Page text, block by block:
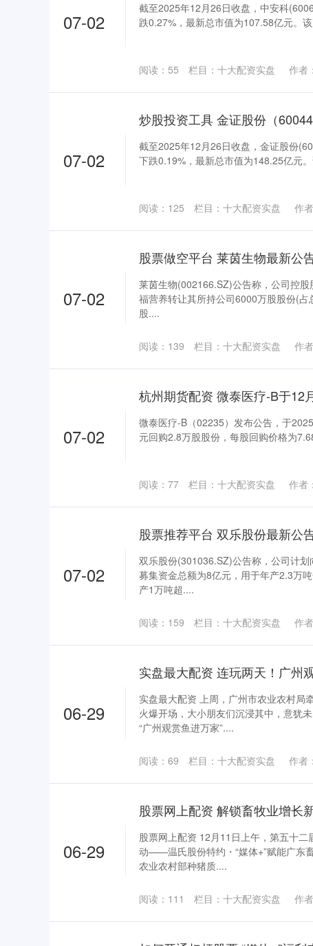
07-02
截至2025年12月26日收盘，中安科
跌0.27%，最新总市值为107.58亿元。
作者
阅读： 55 栏目： 十大配资实盘
07-02
截至2025年12月26日收盘，金证股份
下跌0.19%，最新总市值为148.25亿元
作
阅读： 125 栏目： 十大配资实盘
07-02
莱茵生物(002166.SZ)公告称，公司控
福营养转让其所持公司6000万股股份(
股....
作
阅读： 139 栏目： 十大配资实盘
07-02
微泰医疗-B（02235）发布公告，于
元回购2.8万股股份，每股回购价格为
作者
阅读： 77 栏目： 十大配资实盘
07-02
双乐股份(301036.SZ)公告称，公司计划
募集资金总额为8亿元，用于年产2.3万
产1万吨超....
作
阅读： 159 栏目： 十大配资实盘
06-29
实盘最大配资 上周，广州市农业农村局
火爆开场，大小朋友们沉浸其中，意犹
“广州观赏鱼进万家”....
作者
阅读： 69 栏目： 十大配资实盘
06-29
股票网上配资 12月11日上午，第五十
动——温氏股份特约・“媒体+”赋能广东
农业农村部种猪质....
作
阅读： 111 栏目： 十大配资实盘